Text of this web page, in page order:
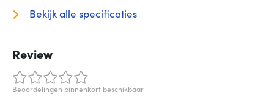
Bekijk alle specificaties
Review
Beoordelingen binnenkort beschikbaar